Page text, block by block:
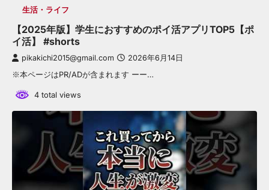
生活・ライフ
【2025年版】学生におすすめのポイ活アプリTOP5【ポ
イ活】 #shorts
pikakichi2015@gmail.com 2026年6月14日
※本ページはPR/ADが含まれます ーー…
4 total views